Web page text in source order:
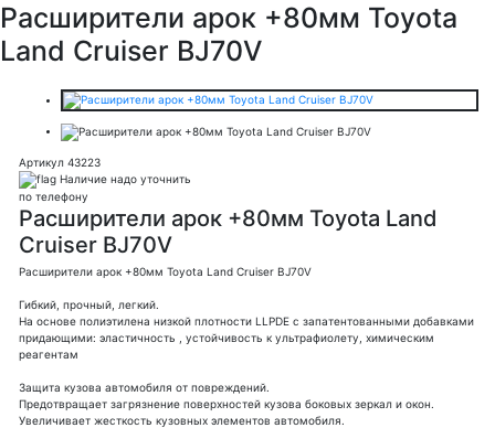
Расширители арок +80мм Toyota
Land Cruiser BJ70V
Артикул 43223
Наличие надо уточнить
по телефону
Расширители арок +80мм Toyota Land
Cruiser BJ70V
Расширители арок +80мм Toyota Land Cruiser BJ70V
Гибкий, прочный, легкий.
На основе полиэтилена низкой плотности LLPDE с запатентованными добавками
придающими: эластичность , устойчивость к ультрафиолету, химическим
реагентам
Защита кузова автомобиля от повреждений.
Предотвращает загрязнение поверхностей кузова боковых зеркал и окон.
Увеличивает жесткость кузовных элементов автомобиля.